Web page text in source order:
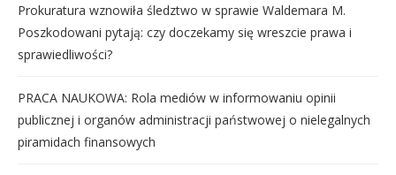
Prokuratura wznowiła śledztwo w sprawie Waldemara M.
Poszkodowani pytają: czy doczekamy się wreszcie prawa i
sprawiedliwości?
PRACA NAUKOWA: Rola mediów w informowaniu opinii
publicznej i organów administracji państwowej o nielegalnych
piramidach finansowych